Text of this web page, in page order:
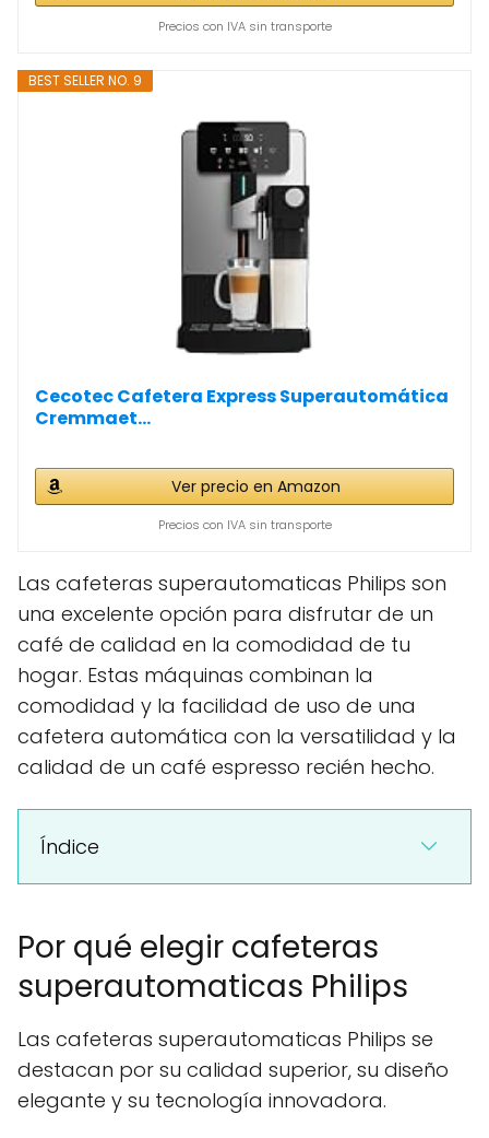
Precios con IVA sin transporte
BEST SELLER NO. 9
Cecotec Cafetera Express Superautomática
Cremmaet...
Ver precio en Amazon
Precios con IVA sin transporte
Las cafeteras superautomaticas Philips son
una excelente opción para disfrutar de un
café de calidad en la comodidad de tu
hogar. Estas máquinas combinan la
comodidad y la facilidad de uso de una
cafetera automática con la versatilidad y la
calidad de un café espresso recién hecho.
Índice
Por qué elegir cafeteras
superautomaticas Philips
Las cafeteras superautomaticas Philips se
destacan por su calidad superior, su diseño
elegante y su tecnología innovadora.